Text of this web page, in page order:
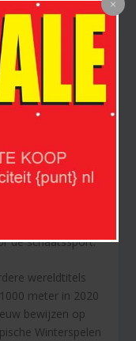
van
een koppel
de schaatssport.
wereldtitels
meter in 2020
bewijzen op
Winterspelen